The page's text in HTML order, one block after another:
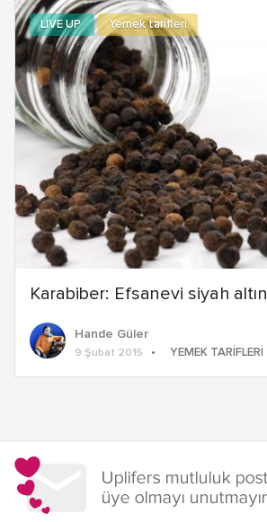
Karabiber: Efsanevi siyah altın
LIVE UP Yemek tarifleri
Hande Güler
9 Şubat 2015 YEMEK TARIFLERI